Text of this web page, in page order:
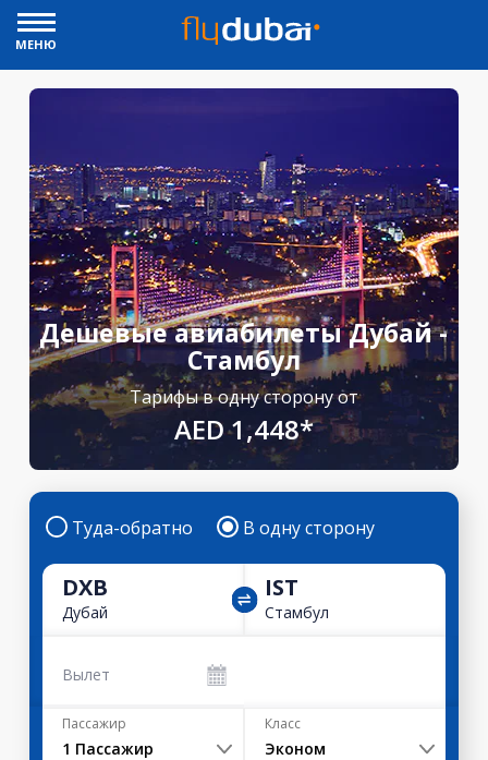
МЕНЮ
Дешевые авиабилеты Дубай -
Стамбул
Тарифы в одну сторону от
AED 1,448*
Туда-обратно В одну сторону
DXB
Дубай
IST
Стамбул
Вылет
Пассажир
1 Пассажир
Класс
Эконом